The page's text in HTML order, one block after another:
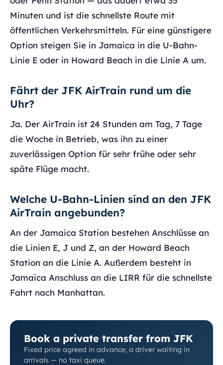
Minuten und ist die schnellste Route mit
öffentlichen Verkehrsmitteln. Für eine günstigere
Option steigen Sie in Jamaica in die U-Bahn-
Linie E oder in Howard Beach in die Linie A um.
Fährt der JFK AirTrain rund um die
Uhr?
Ja. Der AirTrain ist 24 Stunden am Tag, 7 Tage
die Woche in Betrieb, was ihn zu einer
zuverlässigen Option für sehr frühe oder sehr
späte Flüge macht.
Welche U-Bahn-Linien sind an den JFK
AirTrain angebunden?
An der Jamaica Station bestehen Anschlüsse an
die Linien E, J und Z, an der Howard Beach
Station an die Linie A. Außerdem besteht in
Jamaica Anschluss an die LIRR für die schnellste
Fahrt nach Manhattan.
Book a private transfer from JFK
Fixed price agreed in advance, a driver waiting in
arrivals — no taxi queue.